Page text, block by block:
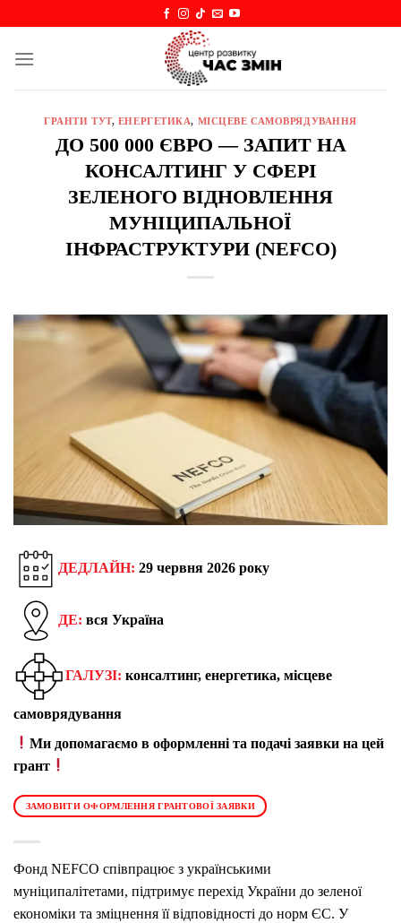
content
ГРАНТИ ТУТ, ЕНЕРГЕТИКА, МІСЦЕВЕ САМОВРЯДУВАННЯ
ДО 500 000 ЄВРО — ЗАПИТ НА
КОНСАЛТИНГ У СФЕРІ
ЗЕЛЕНОГО ВІДНОВЛЕННЯ
МУНІЦИПАЛЬНОЇ
ІНФРАСТРУКТУРИ (NEFCO)
ДЕДЛАЙН: 29 червня 2026 року
ДЕ: вся Україна
ГАЛУЗІ: консалтинг, енергетика, місцеве
самоврядування
Ми допомагаємо в оформленні та подачі заявки на цей
грант
ЗАМОВИТИ ОФОРМЛЕННЯ ГРАНТОВОЇ ЗАЯВКИ
Фонд NEFCO співпрацює з українськими
муніципалітетами, підтримує перехід України до зеленої
економіки та зміцнення її відповідності до норм ЄС. У